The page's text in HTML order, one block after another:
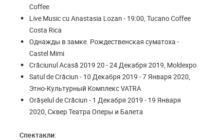
Coffee
Live Music cu Anastasia Lozan - 19:00, Tucano Coffee
Costa Rica
Однажды в замке. Рождественская суматоха -
Castel Mimi
Crăciunul Acasă 2019 20 - 24 Декабря 2019, Moldexpo
Satul de Crăciun - 10 Декабря 2019 - 7 Января 2020,
Этно-Культурный Комплекс VATRA
Orășelul de Crăciun - 1 Декабря 2019 - 19 Января
2020, Сквер Театра Оперы и Балета
Спектакли: